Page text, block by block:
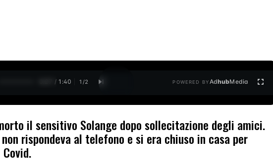
0:28 / 1:40 1 /2 POWERED BYAdhubMedia
il sensitivo Solange dopo sollecitazione degli amici.
rispondeva al telefono e si era chiuso in casa per